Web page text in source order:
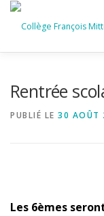
Aller
contenu
Rentrée
PUBLIÉ LE 30 AOÛT
Les 6èmes